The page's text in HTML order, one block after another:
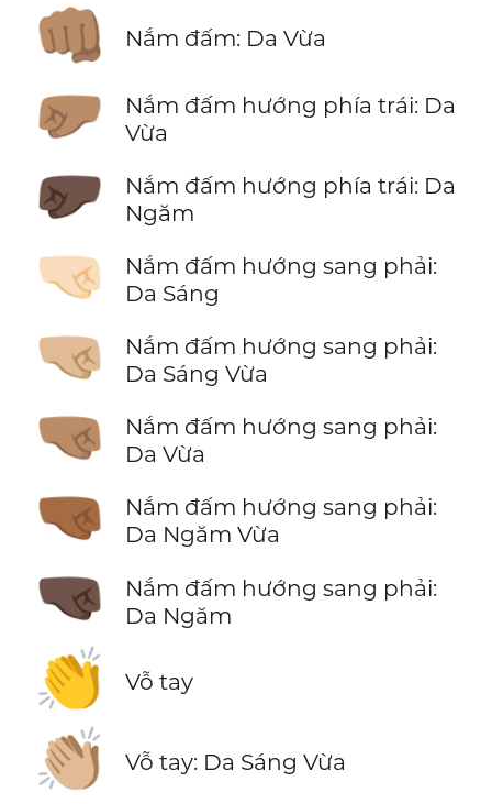
👊🏽 Nắm đấm: Da Vừa
🤛🏽
Nắm đấm hướng phía trái: Da
Vừa
🤛🏿
Nắm đấm hướng phía trái: Da
Ngăm
🤜🏻
Nắm đấm hướng sang phải:
Da Sáng
🤜🏼
Nắm đấm hướng sang phải:
Da Sáng Vừa
🤜🏽
Nắm đấm hướng sang phải:
Da Vừa
🤜🏾
Nắm đấm hướng sang phải:
Da Ngăm Vừa
🤜🏿
Nắm đấm hướng sang phải:
Da Ngăm
👏 Vỗ tay
👏🏼 Vỗ tay: Da Sáng Vừa